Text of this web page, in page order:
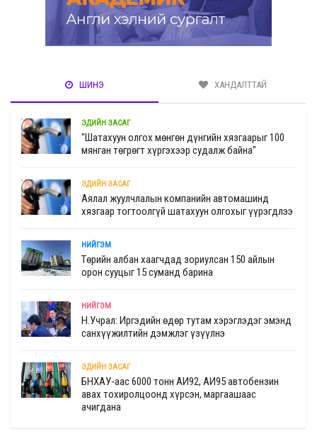
ШИНЭ ХАНДАЛТТАЙ
ЭДИЙН ЗАСАГ
"Шатахуун олгох мөнгөн дүнгийн хязгаарыг 100
мянган төгрөгт хүргэхээр судалж байна"
ЭДИЙН ЗАСАГ
Аялал жуулчлалын компанийн автомашинд
хязгаар тогтоолгүй шатахуун олгохыг үүрэгдлээ
НИЙГЭМ
Төрийн албан хаагчдад зориулсан 150 айлын
орон сууцыг 15 суманд барина
НИЙГЭМ
Н.Учрал: Иргэдийн өдөр тутам хэрэглэдэг эмэнд
санхүүжилтийн дэмжлэг үзүүлнэ
ЭДИЙН ЗАСАГ
БНХАУ-аас 6000 тонн АИ92, АИ95 автобензин
авах тохиролцоонд хүрсэн, маргаашаас
ачигдана